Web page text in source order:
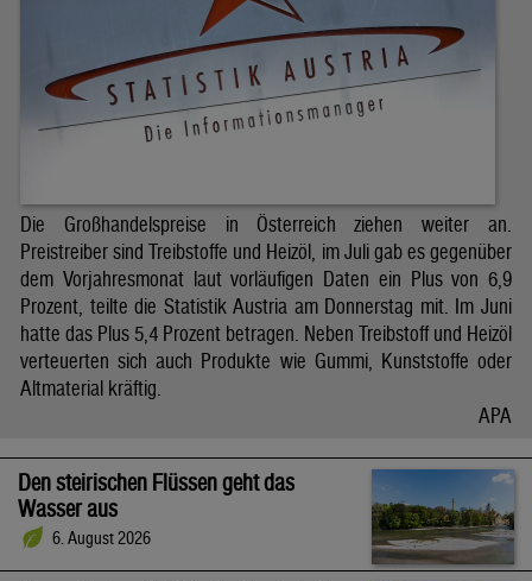
Die Großhandelspreise in Österreich ziehen weiter an.
Preistreiber sind Treibstoffe und Heizöl, im Juli gab es gegenüber
dem Vorjahresmonat laut vorläufigen Daten ein Plus von 6,9
Prozent, teilte die Statistik Austria am Donnerstag mit. Im Juni
hatte das Plus 5,4 Prozent betragen. Neben Treibstoff und Heizöl
verteuerten sich auch Produkte wie Gummi, Kunststoffe oder
Altmaterial kräftig.
APA
Den steirischen Flüssen geht das
Wasser aus
6. August 2026